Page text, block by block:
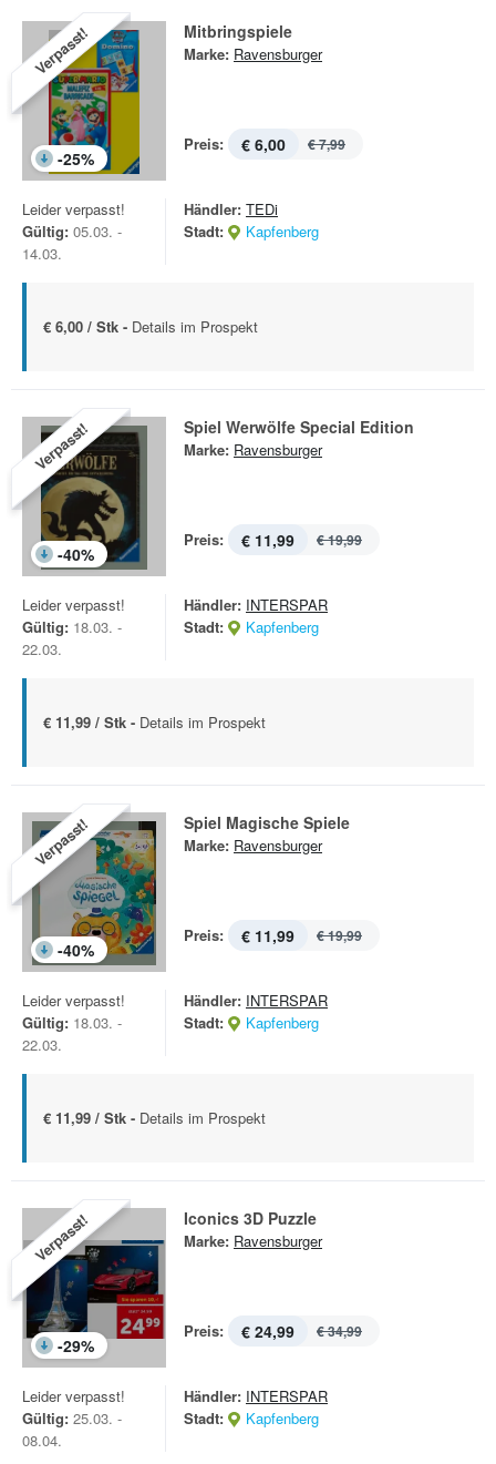
Verpasst!
-25%
Mitbringspiele
Marke: Ravensburger
Preis: € 6,00 € 7,99
Leider verpasst!
Gültig: 05.03. -
14.03.
Händler: TEDi
Stadt:
Kapfenberg
€ 6,00 / Stk - Details im Prospekt
Verpasst!
-40%
Spiel Werwölfe Special Edition
Marke: Ravensburger
Preis: € 11,99 € 19,99
Leider verpasst!
Gültig: 18.03. -
22.03.
Händler: INTERSPAR
Stadt:
Kapfenberg
€ 11,99 / Stk - Details im Prospekt
Verpasst!
-40%
Spiel Magische Spiele
Marke: Ravensburger
Preis: € 11,99 € 19,99
Leider verpasst!
Gültig: 18.03. -
22.03.
Händler: INTERSPAR
Stadt:
Kapfenberg
€ 11,99 / Stk - Details im Prospekt
Verpasst!
-29%
Iconics 3D Puzzle
Marke: Ravensburger
Preis: € 24,99 € 34,99
Leider verpasst!
Gültig: 25.03. -
08.04.
Händler: INTERSPAR
Stadt:
Kapfenberg